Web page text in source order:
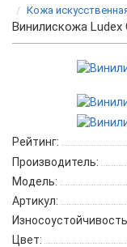
Кожа
Винилискожа Ludex
Рейтинг:
Производитель:
Модель:
Артикул:
Цвет: